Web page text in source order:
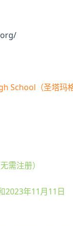
School（圣塔玛格
需注册）
2023年11月11日